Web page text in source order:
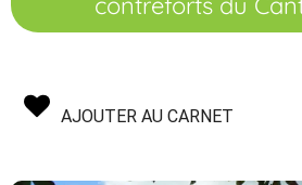
AJOUTER AU CARNET